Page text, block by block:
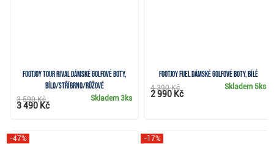
FootJoy Tour Rival dámské golfové boty,
bílo/stříbrno/růžové
Skladem3ks
3 590 Kč
3 490 Kč
FootJoy Fuel dámské golfové boty, bílé
Skladem 5ks
4 390 Kč
2 990 Kč
-47% -17%